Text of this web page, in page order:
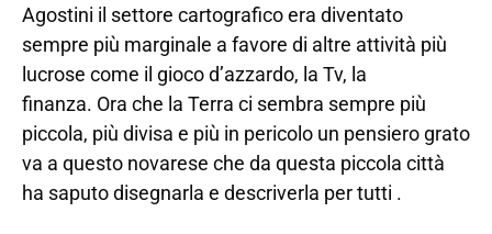
Agostini il settore cartografico era diventato
sempre più marginale a favore di altre attività più
lucrose come il gioco d’azzardo, la Tv, la
finanza. Ora che la Terra ci sembra sempre più
piccola, più divisa e più in pericolo un pensiero grato
va a questo novarese che da questa piccola città
ha saputo disegnarla e descriverla per tutti .